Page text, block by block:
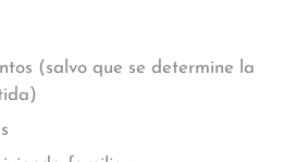
(salvo que se determine la